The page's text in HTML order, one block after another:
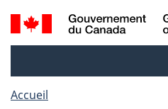
Recherche
et
Accueil